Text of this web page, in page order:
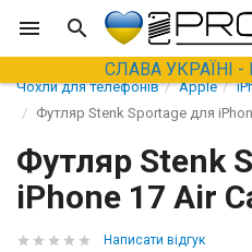
СЛАВА УКРАЇНІ
Чохли для телефонів Apple
Футляр Stenk Sportage для
Футляр Stenk
iPhone 17 Air
Написати відгук